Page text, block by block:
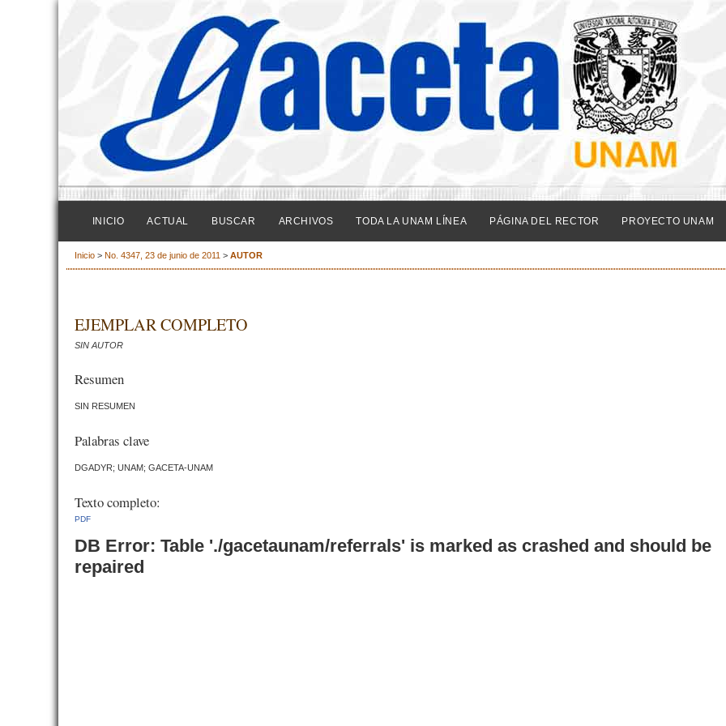
INICIO ACTUAL BUSCAR ARCHIVOS TODA LA UNAM LÍNEA PÁGINA DEL RECTOR PROYECTO UNAM
Inicio > No. 4347, 23 de junio de 2011 > AUTOR
EJEMPLAR COMPLETO
SIN AUTOR
Resumen
SIN RESUMEN
Palabras clave
DGADYR; UNAM; GACETA-UNAM
Texto completo:
PDF
DB Error: Table './gacetaunam/referrals' is marked as crashed and should be
repaired